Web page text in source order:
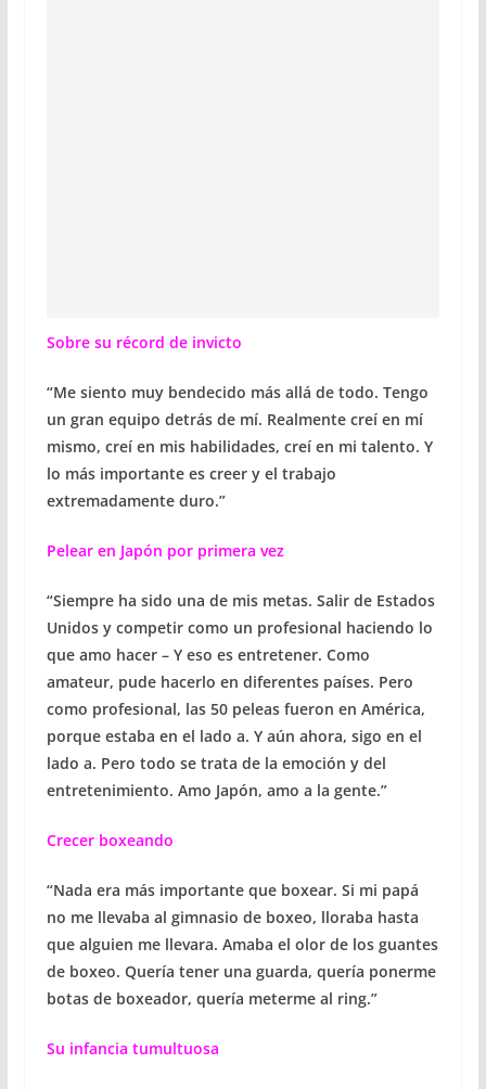
Sobre su récord de invicto
“Me siento muy bendecido más allá de todo. Tengo
un gran equipo detrás de mí. Realmente creí en mí
mismo, creí en mis habilidades, creí en mi talento. Y
lo más importante es creer y el trabajo
extremadamente duro.”
Pelear en Japón por primera vez
“Siempre ha sido una de mis metas. Salir de Estados
Unidos y competir como un profesional haciendo lo
que amo hacer – Y eso es entretener. Como
amateur, pude hacerlo en diferentes países. Pero
como profesional, las 50 peleas fueron en América,
porque estaba en el lado a. Y aún ahora, sigo en el
lado a. Pero todo se trata de la emoción y del
entretenimiento. Amo Japón, amo a la gente.”
Crecer boxeando
“Nada era más importante que boxear. Si mi papá
no me llevaba al gimnasio de boxeo, lloraba hasta
que alguien me llevara. Amaba el olor de los guantes
de boxeo. Quería tener una guarda, quería ponerme
botas de boxeador, quería meterme al ring.”
Su infancia tumultuosa